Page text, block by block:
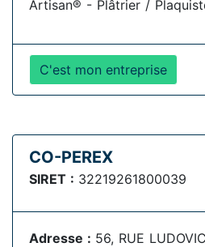
Artisan® - Plâtrier /
C'est mon entreprise
CO-PEREX
SIRET : 32219261800039
Adresse : 56, RUE